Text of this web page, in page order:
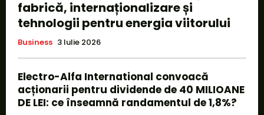
fabrică, internaționalizare și
tehnologii pentru energia viitorului
Business 3 Iulie 2026
Electro-Alfa International convoacă
acționarii pentru dividende de 40 MILIOANE
DE LEI: ce înseamnă randamentul de 1,8%?